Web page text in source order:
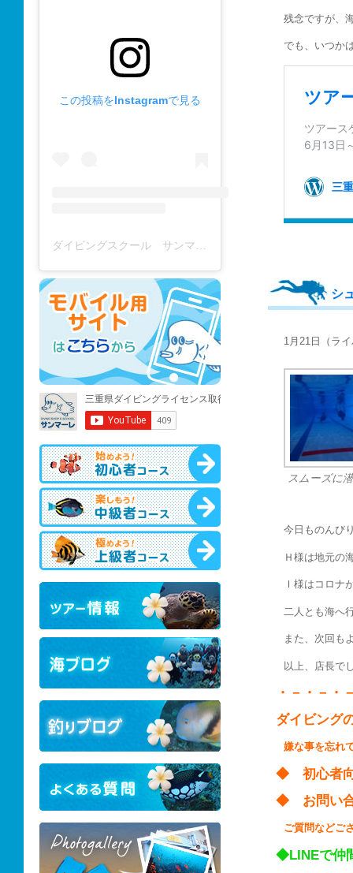
残念ですが、
でも、いつか
シ
1月21日（ラ
スムーズに
今日ものんび
Ｈ様は地元の
Ｉ様はコロナ
二人とも海へ
また、次回も
以上、店長で
・－・－・
ダイビング
嫌な事を忘れ
◆ 初心
◆ お問い
ご質問などご
◆LINEで
この投稿をInstagramで見る
ダイビングスクール サンマーレ / diving school(@diving_school_sanmare)がシェアした投稿